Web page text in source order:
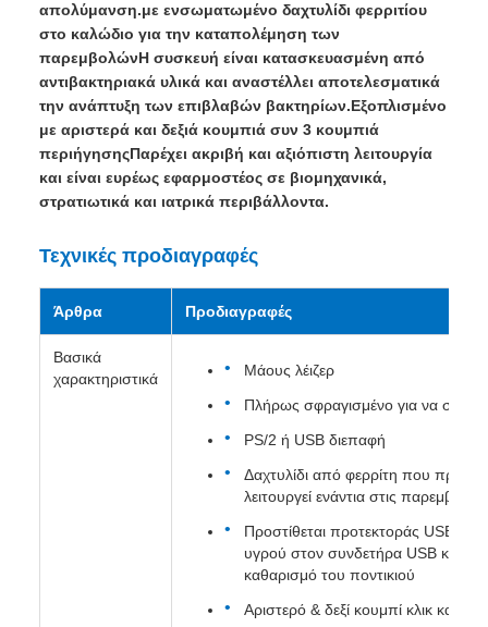
απολύμανση.με ενσωματωμένο δαχτυλίδι φερριτίου
στο καλώδιο για την καταπολέμηση των
παρεμβολώνΗ συσκευή είναι κατασκευασμένη από
αντιβακτηριακά υλικά και αναστέλλει αποτελεσματικά
την ανάπτυξη των επιβλαβών βακτηρίων.Εξοπλισμένο
με αριστερά και δεξιά κουμπιά συν 3 κουμπιά
περιήγησηςΠαρέχει ακριβή και αξιόπιστη λειτουργία
και είναι ευρέως εφαρμοστέος σε βιομηχανικά,
στρατιωτικά και ιατρικά περιβάλλοντα.
Τεχνικές προδιαγραφές
Άρθρα Προδιαγραφές
Βασικά
χαρακτηριστικά
Μάους λέιζερ
Πλήρως σφραγισμένο για να
PS/2 ή USB διεπαφή
Δαχτυλίδι από φερρίτη που
λειτουργεί ενάντια στις παρεμβολές
Προστίθεται προτεκτοράς USB για
υγρού στον συνδετήρα USB κατά
καθαρισμό του ποντικιού
Αριστερό & δεξί κουμπί κλικ και 3